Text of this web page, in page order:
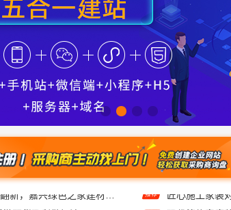
百货盈利做加法 推荐